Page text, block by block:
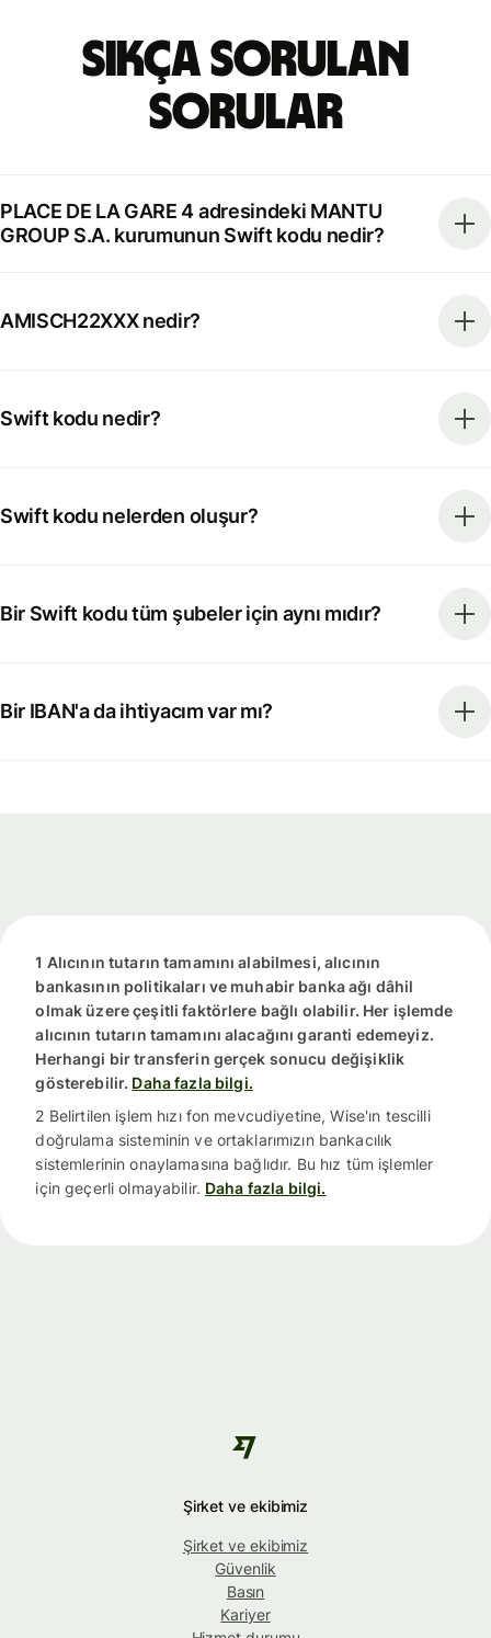
Sıkça Sorulan
Sorular
PLACE DE LA GARE 4 adresindeki MANTU
GROUP S.A. kurumunun Swift kodu nedir?
AMISCH22XXX nedir?
Swift kodu nedir?
Swift kodu nelerden oluşur?
Bir Swift kodu tüm şubeler için aynı mıdır?
Bir IBAN'a da ihtiyacım var mı?
1 Alıcının tutarın tamamını alabilmesi, alıcının
bankasının politikaları ve muhabir banka ağı dâhil
olmak üzere çeşitli faktörlere bağlı olabilir. Her işlemde
alıcının tutarın tamamını alacağını garanti edemeyiz.
Herhangi bir transferin gerçek sonucu değişiklik
gösterebilir. Daha fazla bilgi.
2 Belirtilen işlem hızı fon mevcudiyetine, Wise'ın tescilli
doğrulama sisteminin ve ortaklarımızın bankacılık
sistemlerinin onaylamasına bağlıdır. Bu hız tüm işlemler
için geçerli olmayabilir. Daha fazla bilgi.
Şirket ve ekibimiz
Şirket ve ekibimiz
Güvenlik
Basın
Kariyer